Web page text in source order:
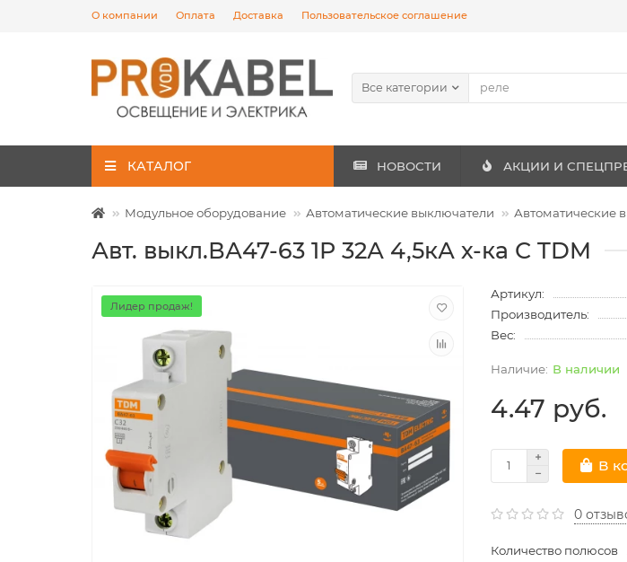
О компании Оплата Доставка Пользовательское соглашение
Все категории
КАТАЛОГ НОВОСТИ АКЦИИ И
Модульное оборудование Автоматические выключатели Автоматические
Авт. выкл.ВА47-63 1Р 32А 4,5кА х-ка С TDM
Лидер продаж!
Артикул:
Производитель:
Вес:
В наличии
4.47 руб.
В
0
Количество полюсов